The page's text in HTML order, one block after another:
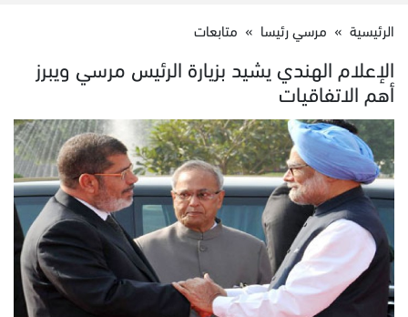
الرئيسية » مرسي رئيسا » متابعات
الإعلام الهندي يشيد بزيارة الرئيس مرسي ويبرز
أهم الاتفاقيات